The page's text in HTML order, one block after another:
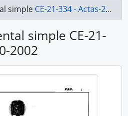
simple CE-21-334 - Actas-2000-2002
simple CE-21-
2002